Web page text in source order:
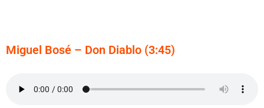
Miguel Bosé – Don Diablo (3:45)